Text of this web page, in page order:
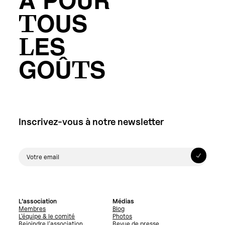
TOUS
LES
GOÛTS
Inscrivez-vous à notre newsletter
L’association
Membres
L’équipe & le comité
Médias
Blog
Photos